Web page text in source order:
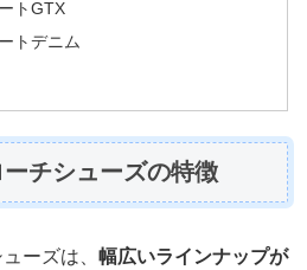
トGTX
トデニム
チシューズの特徴
ーズは、 幅広いラインナップが